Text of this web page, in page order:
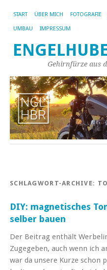
START ÜBER MICH FOTOGRAFIE
UMBAU IMPRESSUM
Gehirnfürze aus
SCHLAGWORT-ARCHIVE:
DIY: magnetisches
selber bauen
Der Beitrag enthält
Zugegeben, auch wenn ich
war da unsere Kurze schon